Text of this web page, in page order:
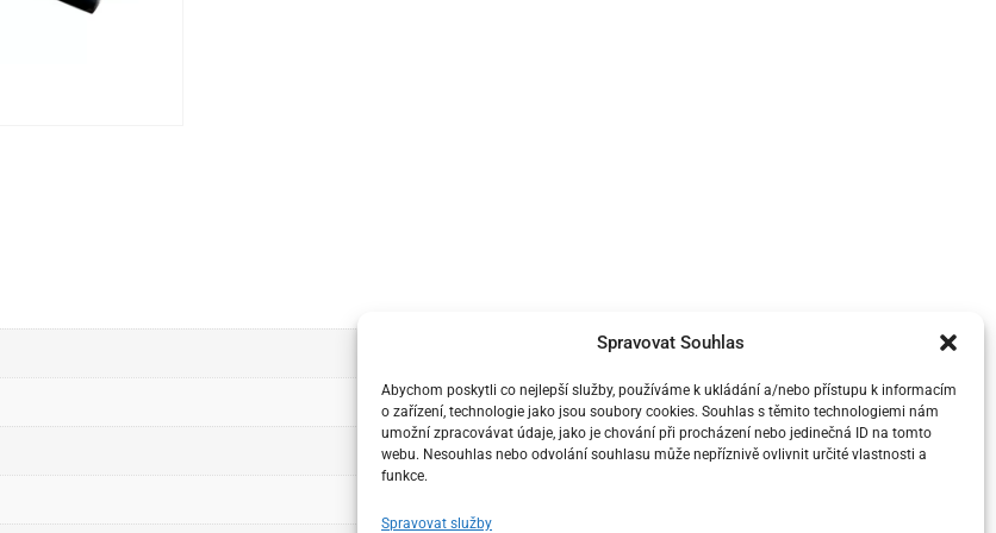
Spravovat Souhlas
Abychom poskytli co nejlepší služby, používáme k ukládání a/nebo přístupu k informacím
o zařízení, technologie jako jsou soubory cookies. Souhlas s těmito technologiemi nám
umožní zpracovávat údaje, jako je chování při procházení nebo jedinečná ID na tomto
webu. Nesouhlas nebo odvolání souhlasu může nepříznivě ovlivnit určité vlastnosti a
funkce.
Spravovat služby